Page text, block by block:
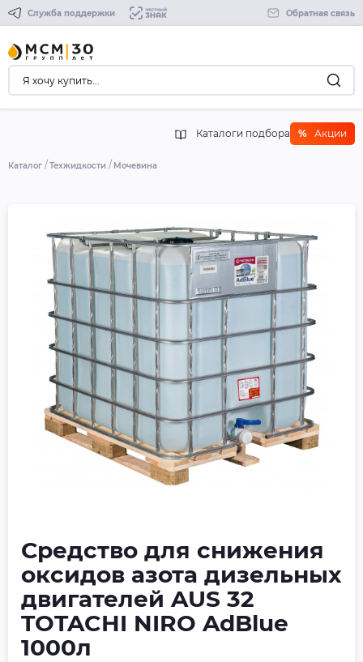
Служба поддержки Обратная связь
Каталоги подбора % Акции
Каталог Техжидкости Мочевина
Средство для снижения
оксидов азота дизельных
двигателей AUS 32
TOTACHI NIRO AdBlue
1000л